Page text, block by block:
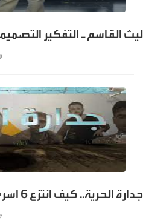
ليث القاسم ـ التفكير
جدارة الحرية.. كيف انتزع 6 اسرى فلسطينيين حريتهم